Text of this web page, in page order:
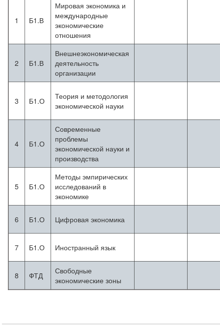
1 Б1.В
Мировая экономика и
международные
экономические
отношения
2 Б1.В
Внешнеэкономическая
деятельность
организации
3 Б1.О
Теория и методология
экономической науки
4 Б1.О
Современные
проблемы
экономической науки и
производства
5 Б1.О
Методы эмпирических
исследований в
экономике
6 Б1.О Цифровая экономика
7 Б1.О Иностранный язык
8 ФТД
Свободные
экономические зоны